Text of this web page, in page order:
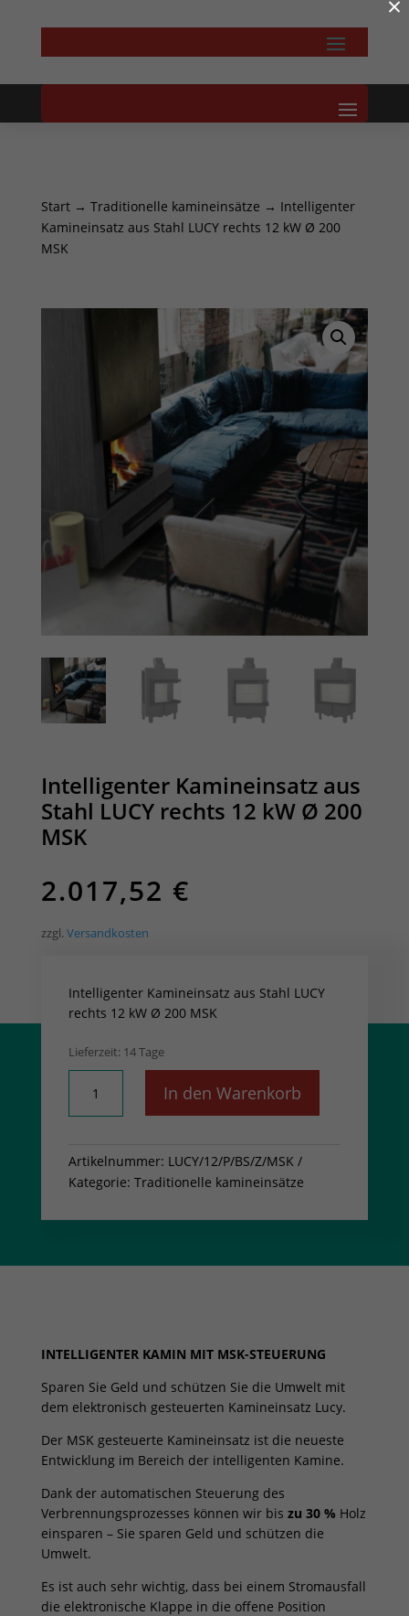
Start→ Traditionelle kamineinsätze → Intelligenter
Kamineinsatz aus Stahl LUCY rechts 12 kW Ø 200
MSK
Intelligenter Kamineinsatz aus
Stahl LUCY rechts 12 kW Ø 200
MSK
2.017,52 €
zzgl. Versandkosten
Intelligenter Kamineinsatz aus Stahl LUCY
rechts 12 kW Ø 200 MSK
Lieferzeit: 14 Tage
Kamineinsatz
aus
LUCY
rechts
kW
200
In den Warenkorb
Artikelnummer: LUCY/12/P/BS/Z/MSK
Kategorie: Traditionelle kamineinsätze
INTELLIGENTER KAMIN MIT MSK-STEUERUNG
Sparen Sie Geld und schützen Sie die Umwelt mit
dem elektronisch gesteuerten Kamineinsatz Lucy.
Der MSK gesteuerte Kamineinsatz ist die neueste
Entwicklung im Bereich der intelligenten Kamine.
Dank der automatischen Steuerung des
Verbrennungsprozesses können wir bis zu 30 % Holz
einsparen – Sie sparen Geld und schützen die
Umwelt.
Es ist auch sehr wichtig, dass bei einem Stromausfall
die elektronische Klappe in die offene Position